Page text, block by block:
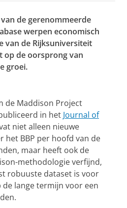
de gerenommeerde
werpen economisch
van de Rijksuniversiteit
op de oorsprong van
groei.
de Maddison Project
in het Journal of
niet alleen nieuwe
het BBP per hoofd van de
maar heeft ook de
methodologie verfijnd,
robuuste dataset is voor
lange termijn voor een